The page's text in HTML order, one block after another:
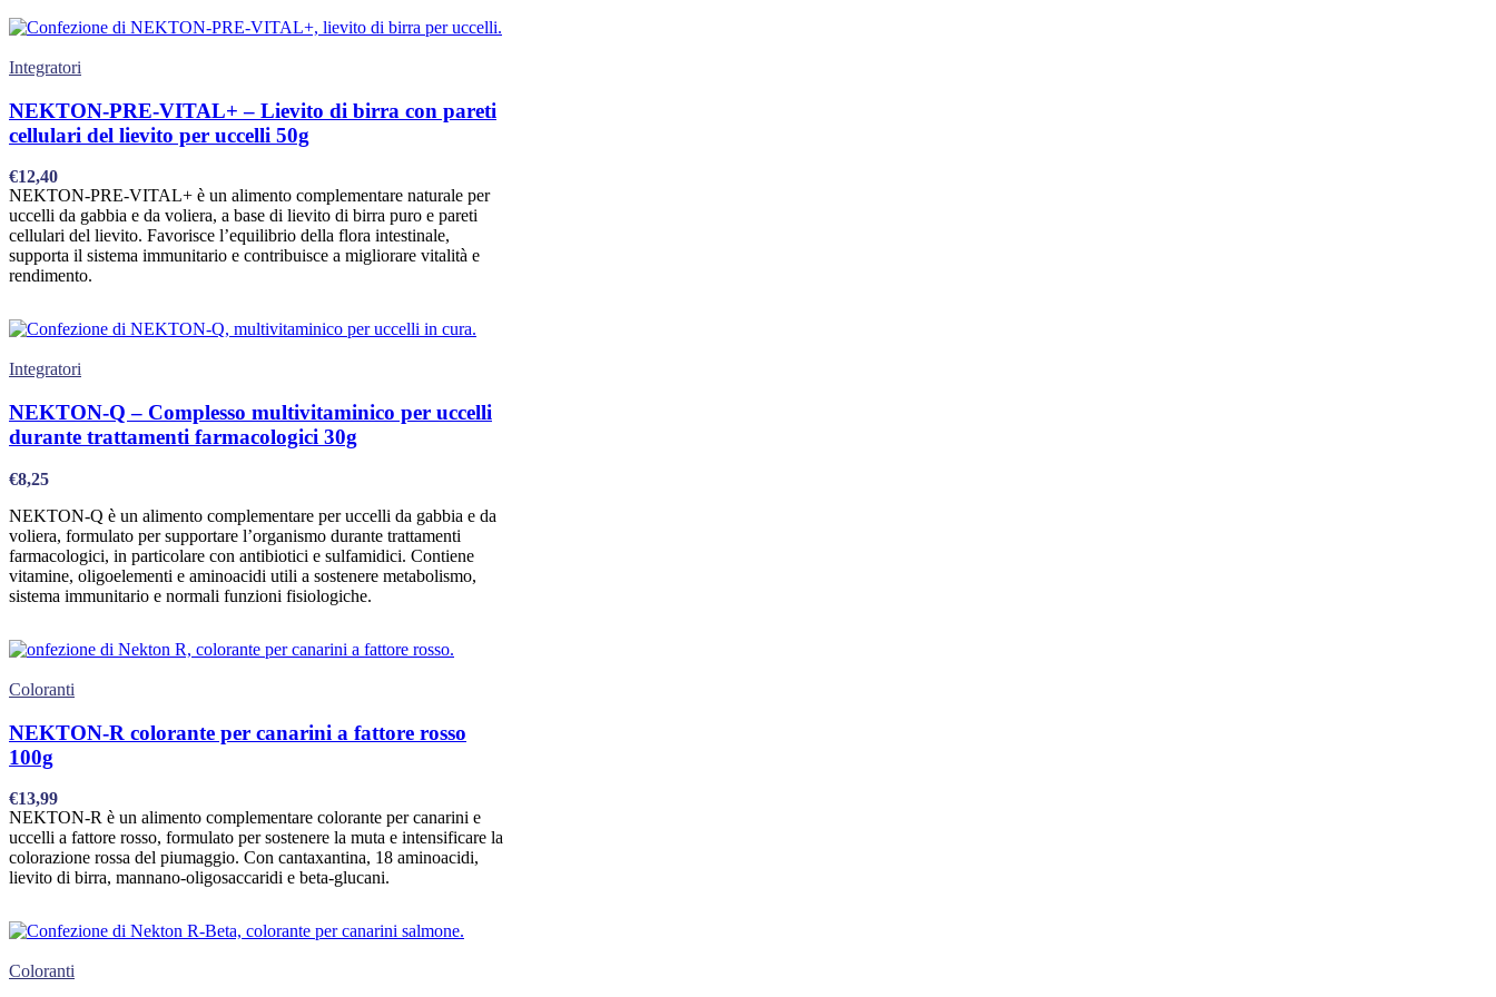
Integratori
NEKTON-PRE-VITAL+ – Lievito di birra con pareti
cellulari del lievito per uccelli 50g
€12,40
NEKTON-PRE-VITAL+ è un alimento complementare naturale per
uccelli da gabbia e da voliera, a base di lievito di birra puro e pareti
cellulari del lievito. Favorisce l’equilibrio della flora intestinale,
supporta il sistema immunitario e contribuisce a migliorare vitalità e
rendimento.
Integratori
NEKTON-Q – Complesso multivitaminico per uccelli
durante trattamenti farmacologici 30g
€8,25
NEKTON-Q è un alimento complementare per uccelli da gabbia e da
voliera, formulato per supportare l’organismo durante trattamenti
farmacologici, in particolare con antibiotici e sulfamidici. Contiene
vitamine, oligoelementi e aminoacidi utili a sostenere metabolismo,
sistema immunitario e normali funzioni fisiologiche.
Coloranti
NEKTON-R colorante per canarini a fattore rosso
100g
€13,99
NEKTON-R è un alimento complementare colorante per canarini e
uccelli a fattore rosso, formulato per sostenere la muta e intensificare la
colorazione rossa del piumaggio. Con cantaxantina, 18 aminoacidi,
lievito di birra, mannano-oligosaccaridi e beta-glucani.
Coloranti